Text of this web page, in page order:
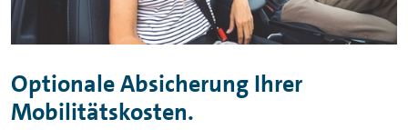
Optionale Absicherung Ihrer
Mobilitätskosten.